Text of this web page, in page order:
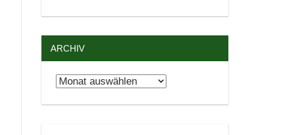
ARCHIV
Archiv